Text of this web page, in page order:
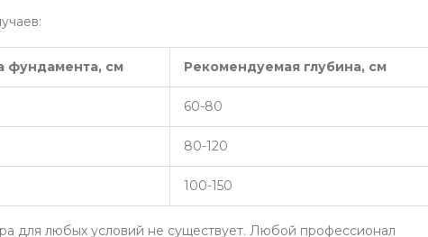
фундамента, см Рекомендуемая глубина, см
60-80
80-120
100-150
для любых условий не существует. Любой профессионал